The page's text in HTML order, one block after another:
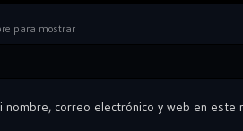
para mostrar
nombre, correo electrónico y web en este